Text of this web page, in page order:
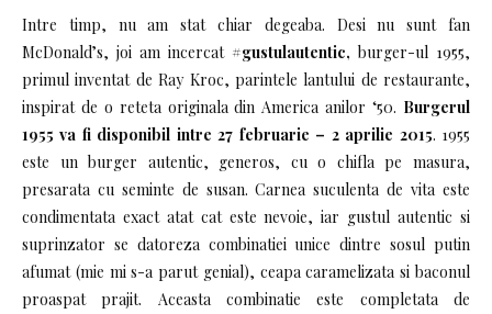
Intre timp, nu am stat chiar degeaba. Desi nu sunt fan
McDonald’s, joi am incercat #gustulautentic, burger-ul 1955,
primul inventat de Ray Kroc, parintele lantului de restaurante,
inspirat de o reteta originala din America anilor ‘50. Burgerul
1955 va fi disponibil intre 27 februarie – 2 aprilie 2015. 1955
este un burger autentic, generos, cu o chifla pe masura,
presarata cu seminte de susan. Carnea suculenta de vita este
condimentata exact atat cat este nevoie, iar gustul autentic si
suprinzator se datoreza combinatiei unice dintre sosul putin
afumat (mie mi s-a parut genial), ceapa caramelizata si baconul
proaspat prajit. Aceasta combinatie este completata de